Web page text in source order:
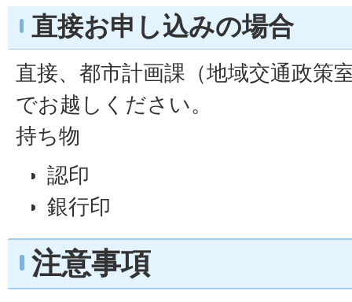
直接お申し込みの場合
直接、都市計画課（地域交通政策
でお越しください。
持ち物
認印
銀行印
注意事項